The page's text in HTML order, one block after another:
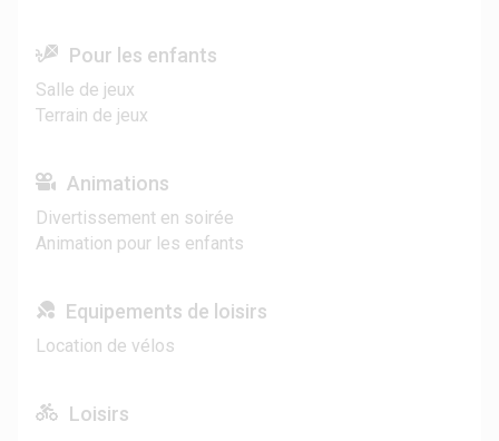
Pour les enfants
Salle de jeux
Terrain de jeux
Animations
Divertissement en soirée
Animation pour les enfants
Equipements de loisirs
Location de vélos
Loisirs